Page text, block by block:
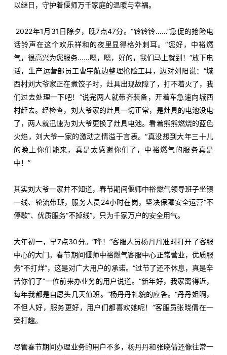
新闻动态
企业文化
人才发展
物资招标
联系我们
以继日，守护着偃师万千家庭的温暖与幸福。
2022年1月31日除夕，晚7点47分。“铃铃铃……”急促的抢险电
话铃声在这个欢乐祥和的夜里显得格外刺耳。“您好，中裕燃
气，很高兴为您服务……嗯，嗯，好的，我们马上就到！”放下电
话，生产运营部员工曹宇航边整理抢险工具，边对刘阳说：“城
西村刘大爷家正在煮饺子时，灶具出现故障了，打不着火了，我
们过去处理一下吧！”说完两人就带齐装备，开着车急速向城西
村赶去。经检查，刘大爷家的灶具一切正常，是灶具的电池没电
了，两人就迅速为刘大爷更换了灶具电池。看着熊熊燃烧的蓝色
火焰，刘大爷一家的激动之情溢于言表。“真没想到大年三十儿
的晚上你们能来，真是太感谢你们了，中裕燃气的服务真是
中！”
其实刘大爷一家并不知道，春节期间偃师中裕燃气领导班子坐镇
一线、轮流带班，服务人员24小时在岗，坚决保障安全运营“不
停歇”、优质服务“不掉线”，只为千家万户的安全用气。
大年初一，早7点30分。“哗！”客服人员杨丹丹准时打开了客服
中心的大门。春节期间偃师中裕燃气客服中心正常营业，优质服
务“不打烊”，这是对广大用户的承诺。“过节了还不休息，真是辛
苦你们了”一位前来办业务的用户说道。“新年好，我家离得近，
每年我都是自愿头几天值班。”杨丹丹礼貌的应答。“丹丹姐啊，
不但人好，服务更好，用户们都喜欢她呢！”客服员张晓倩在一
旁打趣。
尽管春节期间办理业务的用户不多，杨丹丹和张晓倩还像往常一